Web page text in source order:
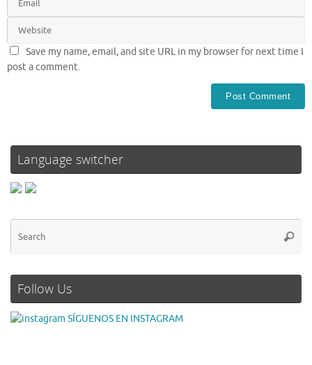
Save my name, email, and site URL in my browser for next time I
post a comment.
Language switcher
Follow Us
SÍGUENOS EN INSTAGRAM